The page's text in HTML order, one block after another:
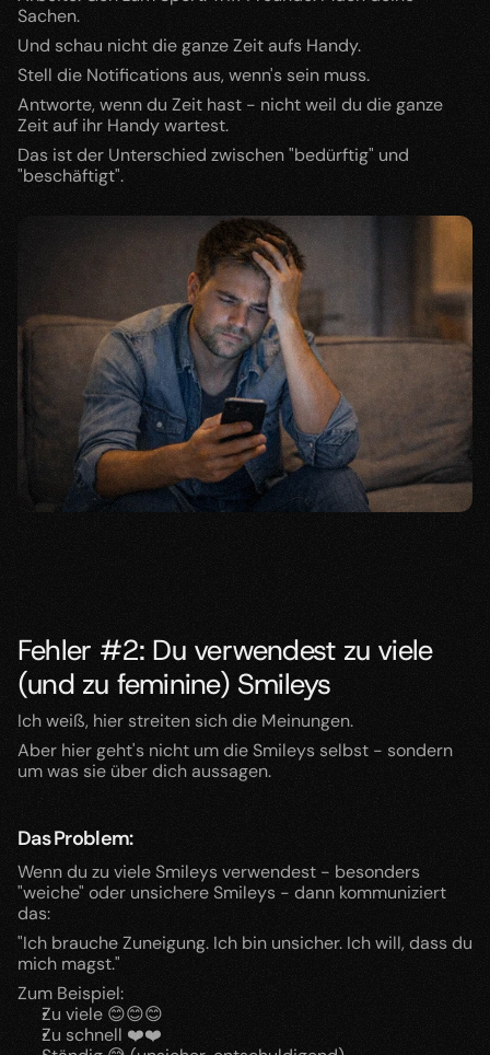
Sachen.
Und schau nicht die ganze Zeit aufs Handy.
Stell die Notifications aus, wenn's sein muss.
Antworte, wenn du Zeit hast - nicht weil du die ganze
Zeit auf ihr Handy wartest.
Das ist der Unterschied zwischen "bedürftig" und
"beschäftigt".
Fehler #2: Du verwendest zu viele
(und zu feminine) Smileys
Ich weiß, hier streiten sich die Meinungen.
Aber hier geht's nicht um die Smileys selbst - sondern
um was sie über dich aussagen.
Das Problem:
Wenn du zu viele Smileys verwendest - besonders
"weiche" oder unsichere Smileys - dann kommuniziert
das:
"Ich brauche Zuneigung. Ich bin unsicher. Ich will, dass du
mich magst."
Zum Beispiel:
Zu viele 😊😊😊
Zu schnell ❤️❤️